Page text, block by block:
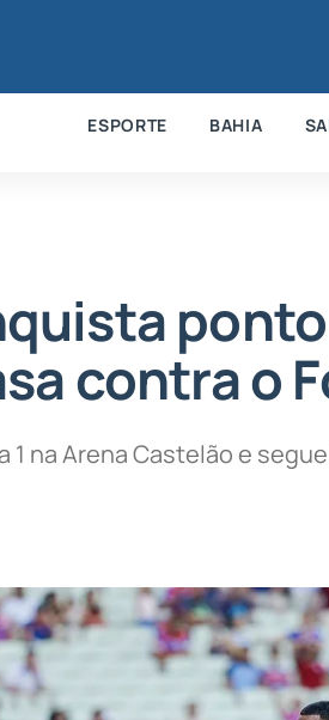
ESPORTE BAHIA
contra o
1 na Arena Castelão e